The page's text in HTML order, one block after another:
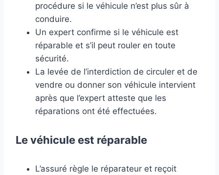
procédure si le véhicule n’est plus sûr à
conduire.
Un expert confirme si le véhicule est
réparable et s’il peut rouler en toute
sécurité.
La levée de l’interdiction de circuler et de
vendre ou donner son véhicule intervient
après que l’expert atteste que les
réparations ont été effectuées.
Le véhicule est réparable
L’assuré règle le réparateur et reçoit